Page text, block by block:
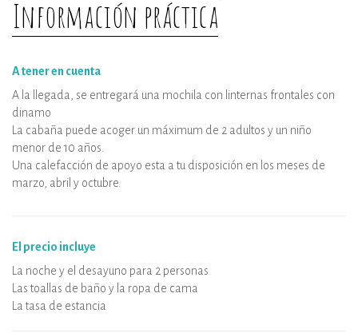
equipamientos
Información práctica
A tener en cuenta
A la llegada, se entregará una mochila con linternas frontales con
dinamo
La cabaña puede acoger un máximum de 2 adultos y un niño
menor de 10 años.
Una calefacción de apoyo esta a tu disposición en los meses de
marzo, abril y octubre.
El precio incluye
La noche y el desayuno para 2 personas
Las toallas de baño y la ropa de cama
La tasa de estancia